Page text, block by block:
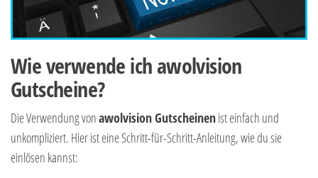
Wie verwende ich awolvision
Gutscheine?
Die Verwendung vonawolvision Gutscheinenist einfach und
unkompliziert. Hier ist eine Schritt-für-Schritt-Anleitung, wie du sie
einlösen kannst: